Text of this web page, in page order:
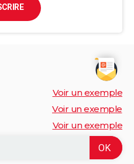
Voir un exemple
Voir un exemple
Voir un exemple